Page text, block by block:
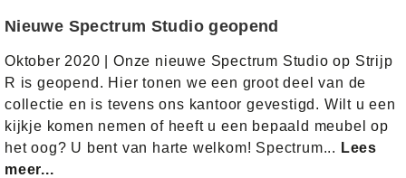
Nieuwe Spectrum Studio geopend
Oktober 2020 | Onze nieuwe Spectrum Studio op Strijp
R is geopend. Hier tonen we een groot deel van de
collectie en is tevens ons kantoor gevestigd. Wilt u een
kijkje komen nemen of heeft u een bepaald meubel op
het oog? U bent van harte welkom! Spectrum... Lees
meer...